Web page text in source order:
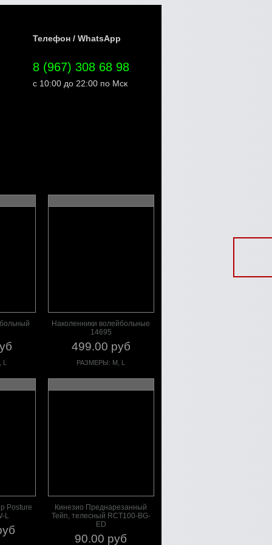
Телефон / WhatsApp
8 (967) 308 68 98
с 10:00 до 22:00 по Мск
Наколенники волейбольные
14695
499.00 руб
РАЗМЕРЫ: M, L
Posture
L
Кинезио Преднарезанный
Тейп, телесный RCT100-BG-
ED
90.00 руб